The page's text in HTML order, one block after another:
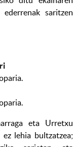
saritzen
eta Urretxu
lehia bultzatzea;